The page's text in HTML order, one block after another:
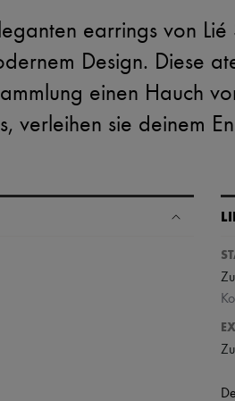
earrings von
Design. Diese
einen Hauch
verleihen sie deinem